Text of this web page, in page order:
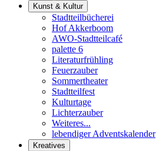
Kunst & Kultur
Stadtteilbücherei
Hof Akkerboom
AWO-Stadtteilcafé
palette 6
Literaturfrühling
Feuerzauber
Sommertheater
Stadtteilfest
Kulturtage
Lichterzauber
Weiteres...
lebendiger Adventskalender
Kreatives